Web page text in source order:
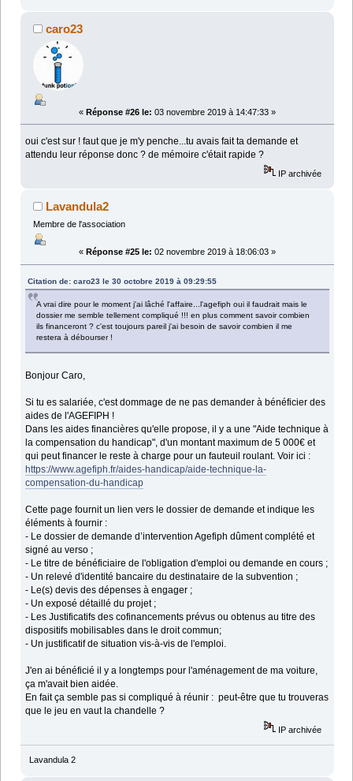
caro23
« Réponse #26 le: 03 novembre 2019 à 14:47:33 »
oui c'est sur ! faut que je m'y penche...tu avais fait ta demande et
attendu leur réponse donc ? de mémoire c'était rapide ?
IP archivée
Lavandula2
Membre de l'association
« Réponse #25 le: 02 novembre 2019 à 18:06:03 »
Citation de: caro23 le 30 octobre 2019 à 09:29:55
A vrai dire pour le moment j'ai lâché l'affaire...l'agefiph oui il faudrait mais le
dossier me semble tellement compliqué !!! en plus comment savoir combien
ils financeront ? c'est toujours pareil j'ai besoin de savoir combien il me
restera à débourser !
Bonjour Caro,
Si tu es salariée, c'est dommage de ne pas demander à bénéficier des
aides de l'AGEFIPH !
Dans les aides financières qu'elle propose, il y a une "Aide technique à
la compensation du handicap", d'un montant maximum de 5 000€ et
qui peut financer le reste à charge pour un fauteuil roulant. Voir ici :
https://www.agefiph.fr/aides-handicap/aide-technique-la-
compensation-du-handicap
Cette page fournit un lien vers le dossier de demande et indique les
éléments à fournir :
- Le dossier de demande d’intervention Agefiph dûment complété et
signé au verso ;
- Le titre de bénéficiaire de l'obligation d'emploi ou demande en cours ;
- Un relevé d'identité bancaire du destinataire de la subvention ;
- Le(s) devis des dépenses à engager ;
- Un exposé détaillé du projet ;
- Les Justificatifs des cofinancements prévus ou obtenus au titre des
dispositifs mobilisables dans le droit commun;
- Un justificatif de situation vis-à-vis de l'emploi.
J'en ai bénéficié il y a longtemps pour l'aménagement de ma voiture,
ça m'avait bien aidée.
En fait ça semble pas si compliqué à réunir : peut-être que tu trouveras
que le jeu en vaut la chandelle ?
IP archivée
Lavandula 2